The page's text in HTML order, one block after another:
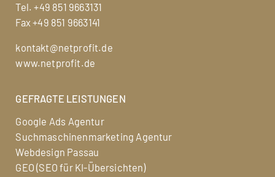
Tel.+49 851 9663131
Fax +49 851 9663141
kontakt@netprofit.de
www.netprofit.de
GEFRAGTE LEISTUNGEN
Google Ads Agentur
Suchmaschinenmarketing Agentur
Webdesign Passau
GEO (SEO für KI-Übersichten)